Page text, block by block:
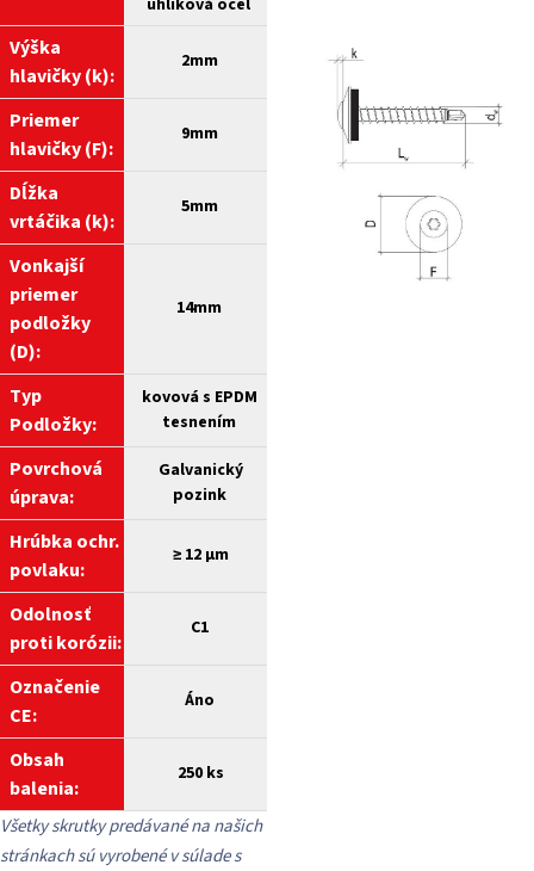
uhlíková oceľ
Výška
hlavičky (k):
2mm
Priemer
hlavičky (F):
9mm
Dĺžka
vrtáčika (k):
5mm
Vonkajší
priemer
podložky
(D):
14mm
Typ
Podložky:
kovová s EPDM
tesnením
Povrchová
úprava:
Galvanický
pozink
Hrúbka ochr.
povlaku:
≥ 12 µm
Odolnosť
proti korózii:
C1
Označenie
CE:
Áno
Obsah
balenia:
250 ks
Všetky skrutky predávané na našich
stránkach sú vyrobené v súlade s